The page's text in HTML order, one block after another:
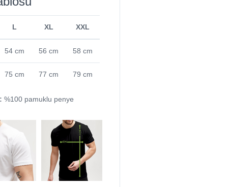
L XL XXL
54 cm 56 cm 58 cm
75 cm 77 cm 79 cm
%100 pamuklu penye